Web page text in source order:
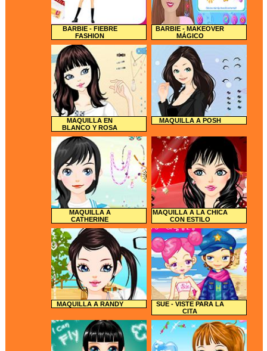
BARBIE - FIEBRE
FASHION
BARBIE - MAKEOVER
MÁGICO
MAQUILLA EN
BLANCO Y ROSA
MAQUILLA A POSH
MAQUILLA A
CATHERINE
MAQUILLA A LA CHICA
CON ESTILO
MAQUILLA A RANDY
SUE - VISTE PARA LA
CITA